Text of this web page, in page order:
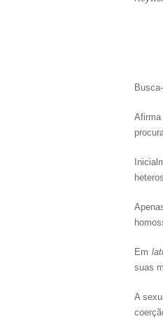
Em
suas
A